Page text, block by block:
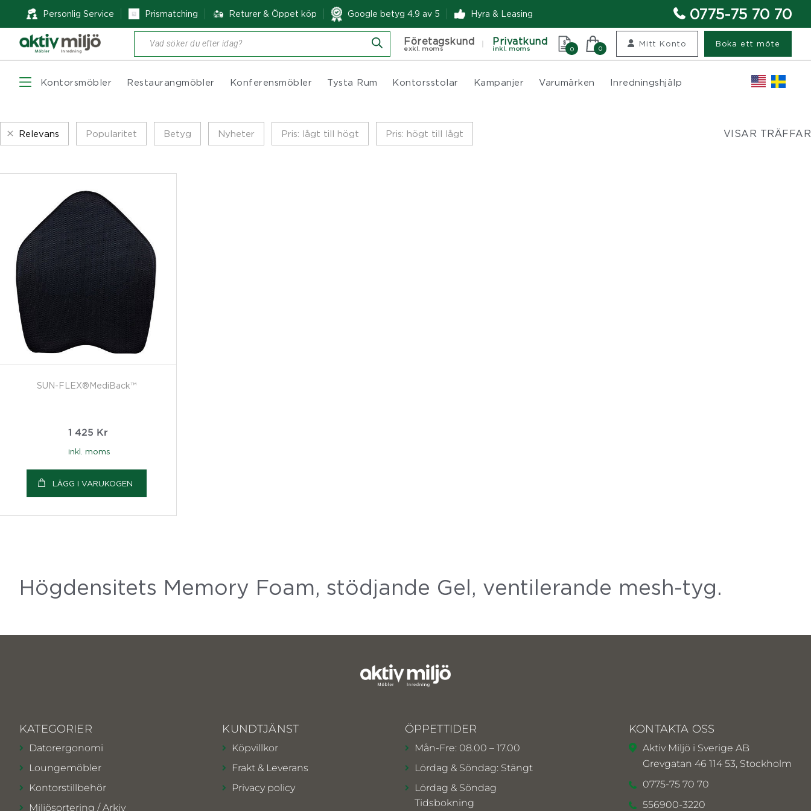
Personlig Service Prismatching Returer & Öppet köp Google betyg 4.9 av 5 Hyra & Leasing 0775-75 70 70
Produktsökning Företagskund
exkl. moms
Privatkund
inkl. moms 0 0
Mitt Konto Boka ett möte
Kontorsmöbler Restaurangmöbler Konferensmöbler Tysta Rum Kontorsstolar Kampanjer Varumärken Inredningshjälp
Relevans Popularitet Betyg Nyheter Pris: lågt till högt Pris: högt till lågt VISAR TRÄFFAR
SUN-FLEX®MediBack™
1 425 Kr
inkl. moms
LÄGG I VARUKOGEN
Högdensitets Memory Foam, stödjande Gel, ventilerande mesh-tyg.
KATEGORIER
Datorergonomi
Loungemöbler
Kontorstillbehör
Miljösortering / Arkiv
KUNDTJÄNST
Köpvillkor
Frakt & Leverans
Privacy policy
ÖPPETTIDER
Mån-Fre: 08.00 – 17.00
Lördag & Söndag: Stängt
Lördag & Söndag
Tidsbokning
KONTAKTA OSS
Aktiv Miljö i Sverige AB
Grevgatan 46 114 53, Stockholm
0775-75 70 70
556900-3220